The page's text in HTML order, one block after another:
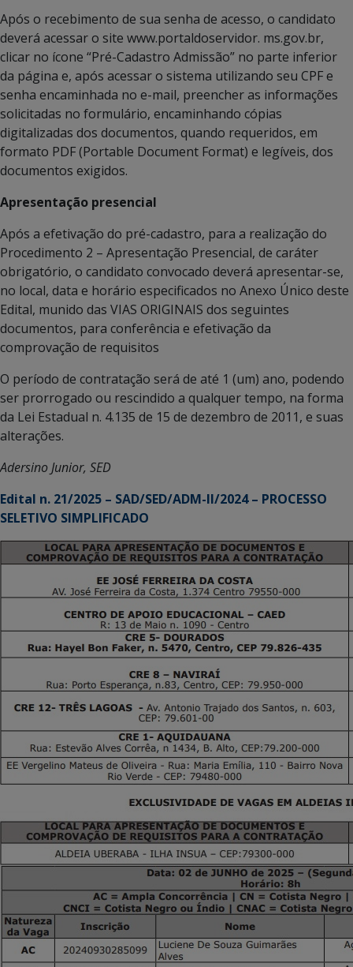
Após o recebimento de sua senha de acesso, o candidato
deverá acessar o site www.portaldoservidor. ms.gov.br,
clicar no ícone “Pré-Cadastro Admissão” no parte inferior
da página e, após acessar o sistema utilizando seu CPF e
senha encaminhada no e-mail, preencher as informações
solicitadas no formulário, encaminhando cópias
digitalizadas dos documentos, quando requeridos, em
formato PDF (Portable Document Format) e legíveis, dos
documentos exigidos.
Apresentação presencial
Após a efetivação do pré-cadastro, para a realização do
Procedimento 2 – Apresentação Presencial, de caráter
obrigatório, o candidato convocado deverá apresentar-se,
no local, data e horário especificados no Anexo Único deste
Edital, munido das VIAS ORIGINAIS dos seguintes
documentos, para conferência e efetivação da
comprovação de requisitos
O período de contratação será de até 1 (um) ano, podendo
ser prorrogado ou rescindido a qualquer tempo, na forma
da Lei Estadual n. 4.135 de 15 de dezembro de 2011, e suas
alterações.
Adersino Junior, SED
Edital n. 21/2025 – SAD/SED/ADM-II/2024 – PROCESSO
SELETIVO SIMPLIFICADO